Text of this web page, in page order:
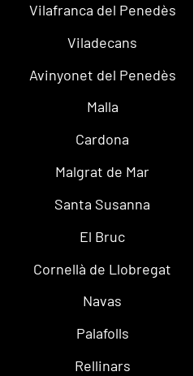
Vilafranca del Penedès
Viladecans
Avinyonet del Penedès
Malla
Cardona
Malgrat de Mar
Santa Susanna
El Bruc
Cornellà de Llobregat
Navas
Palafolls
Rellinars